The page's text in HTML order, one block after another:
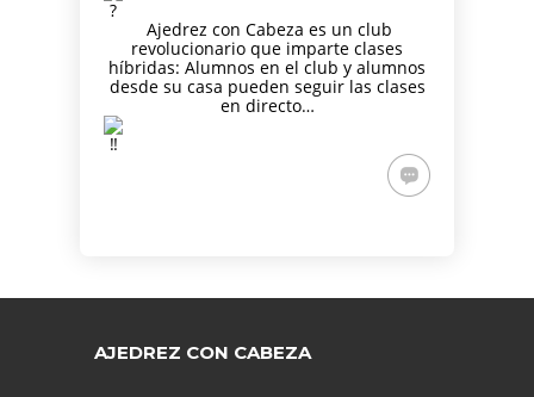
Ajedrez con Cabeza es un club
revolucionario que imparte clases
híbridas: Alumnos en el club y alumnos
desde su casa pueden seguir las clases
en directo…
AJEDREZ CON CABEZA